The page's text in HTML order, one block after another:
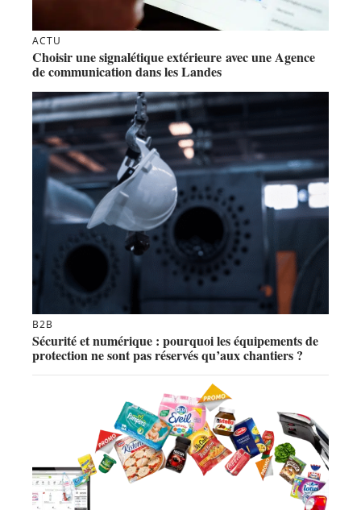
ACTU
Choisir une signalétique extérieure avec une Agence
de communication dans les Landes
B2B
Sécurité et numérique : pourquoi les équipements de
protection ne sont pas réservés qu’aux chantiers ?